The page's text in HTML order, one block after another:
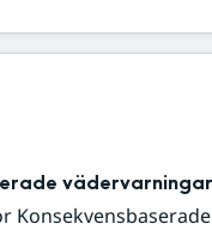
Konsekvensbaserade